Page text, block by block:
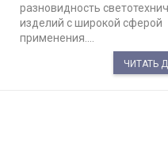
разновидность
изделий с широкой сферой
применения....
ЧИТАТЬ